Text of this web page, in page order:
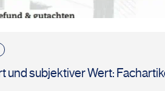
und subjektiver Wert: